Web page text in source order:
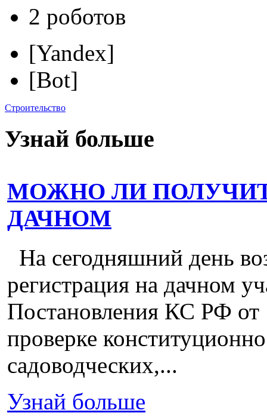
2 роботов
[Yandex]
[Bot]
Строительство
Узнай больше
МОЖНО ЛИ
ДАЧНОМ
На сегодняшний день
регистрация на дачном
Постановления КС РФ
проверке
садоводческих,...
Узнай больше